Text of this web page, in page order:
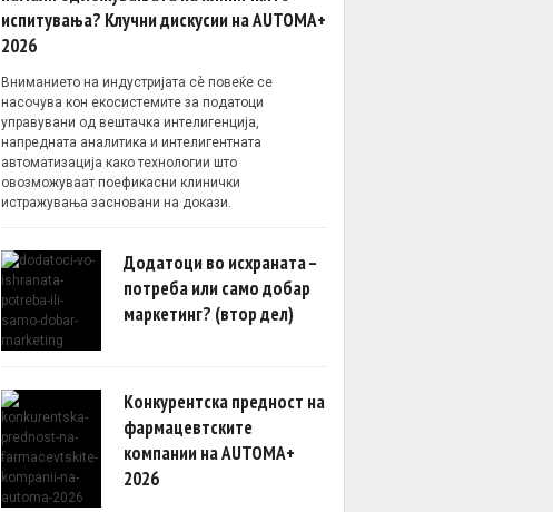
испитувања? Клучни дискусии на AUTOMA+
2026
Вниманието на индустријата сè повеќе се
насочува кон екосистемите за податоци
управувани од вештачка интелигенција,
напредната аналитика и интелигентната
автоматизација како технологии што
овозможуваат поефикасни клинички
истражувања засновани на докази.
Додатоци во исхраната –
потреба или само добар
маркетинг? (втор дел)
Конкурентска предност на
фармацевтските
компании на AUTOMA+
2026